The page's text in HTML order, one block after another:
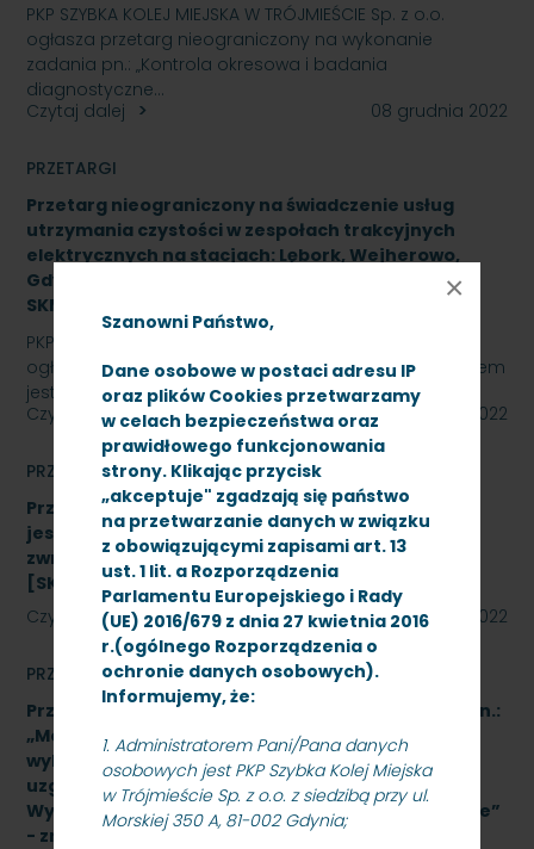
Szanowni Państwo,
Dane osobowe w postaci adresu IP
oraz plików Cookies przetwarzamy
w celach bezpieczeństwa oraz
prawidłowego funkcjonowania
strony. Klikając przycisk
„akceptuje" zgadzają się państwo
na przetwarzanie danych w związku
z obowiązującymi zapisami art. 13
ust. 1 lit. a Rozporządzenia
Parlamentu Europejskiego i Rady
(UE) 2016/679 z dnia 27 kwietnia 2016
r.(ogólnego Rozporządzenia o
ochronie danych osobowych).
Informujemy, że:
1. Administratorem Pani/Pana danych
osobowych jest PKP Szybka Kolej Miejska
w Trójmieście Sp. z o.o. z siedzibą przy ul.
Morskiej 350 A, 81-002 Gdynia;
×
PKP SZYBKA KOLEJ MIEJSKA W TRÓJMIEŚCIE Sp. z o.o.
ogłasza przetarg nieograniczony na wykonanie
zadania pn.: „Kontrola okresowa i badania
diagnostyczne…
Czytaj dalej
08 grudnia 2022
PRZETARGI
Przetarg nieograniczony na świadczenie usług
utrzymania czystości w zespołach trakcyjnych
elektrycznych na stacjach: Lębork, Wejherowo,
Gdynia Cisowa, Gdańsk Śródmieście,
SKMMU.086.55a.22
PKP SZYBKA KOLEJ MIEJSKA W TRÓJMIEŚCIE Sp. z o.o.
ogłasza przetarg nieograniczony, którego przedmiotem
jest świadczenie usług utrzymania czystości w…
Czytaj dalej
28 listopada 2022
PRZETARGI
Przetarg nieograniczony, którego przedmiotem
jest naprawa główna elektrycznych napędów
zwrotnicowych typu SIEMENS S700K.
[SKMMU.086.64.22]
Czytaj dalej
23 listopada 2022
PRZETARGI
Przetarg nieograniczony na wykonanie zadania pn.:
„Modernizacja dźwigów osobowych wraz z
wykonaniem dokumentacji technicznej oraz
uzgodnieniami TDT na peronach PKP SKM Sopot
Wyścigi i Gdańsk Oliwa polegająca na ich wymianie”
- znak: SKMMU.086.65.22.